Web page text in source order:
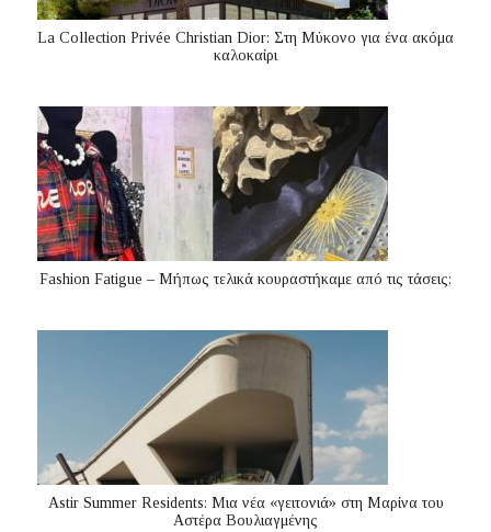
La Collection Privée Christian Dior: Στη Μύκονο για ένα ακόμα
καλοκαίρι
Fashion Fatigue – Μήπως τελικά κουραστήκαμε από τις τάσεις;
Astir Summer Residents: Μια νέα «γειτονιά» στη Μαρίνα του
Αστέρα Βουλιαγμένης